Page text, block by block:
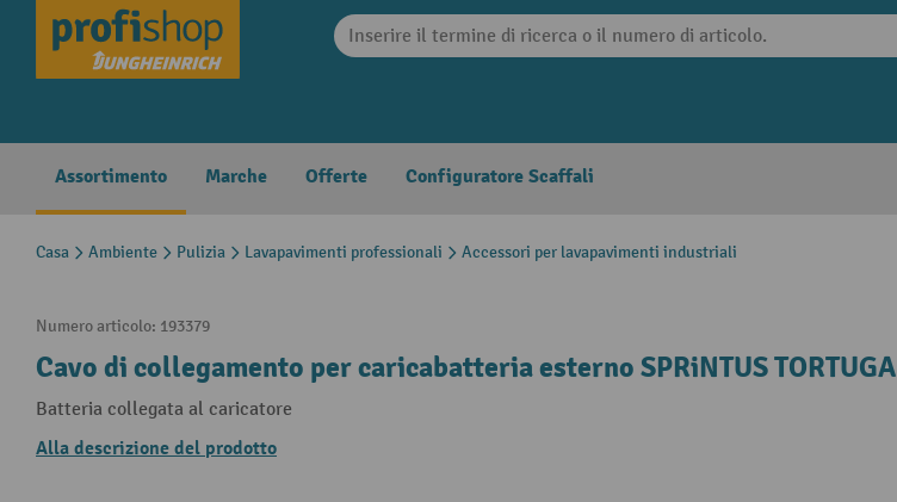
Skip to main navigation
Assortimento Marche Offerte Configuratore Scaffali
Casa Ambiente Pulizia Lavapavimenti professionali Accessori per lavapavimenti industriali
Numero articolo: 193379
Cavo di collegamento per caricabatteria esterno SPRiNTUS TORTUGA
Batteria collegata al caricatore
Alla descrizione del prodotto